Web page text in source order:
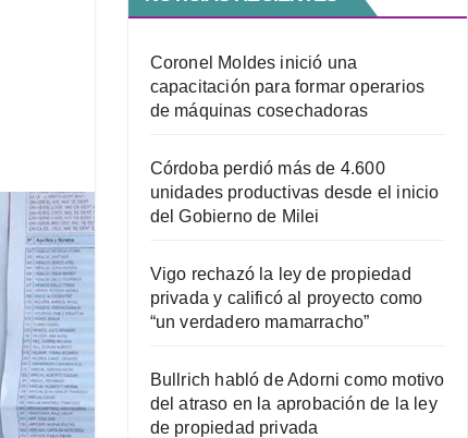
Coronel Moldes inició una
capacitación para formar operarios
de máquinas cosechadoras
Córdoba perdió más de 4.600
unidades productivas desde el inicio
del Gobierno de Milei
Vigo rechazó la ley de propiedad
privada y calificó al proyecto como
“un verdadero mamarracho”
Bullrich habló de Adorni como motivo
del atraso en la aprobación de la ley
de propiedad privada